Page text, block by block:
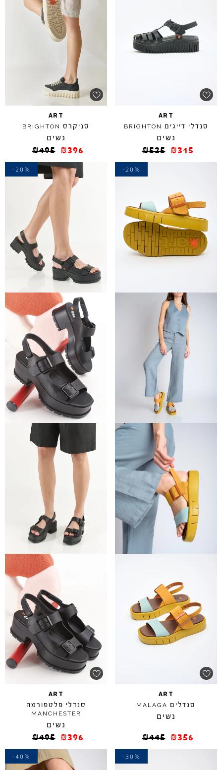
ART
סנדלי דייגים BRIGHTON
נשים
₪525 ₪315
ART
סניקרס BRIGHTON
נשים
₪495 ₪396
-20%
ART
סנדלים MALAGA
נשים
₪445 ₪356
-20%
ART
סנדלי פלטפורמה
MANCHESTER
נשים
₪495 ₪396
-30%
-40%